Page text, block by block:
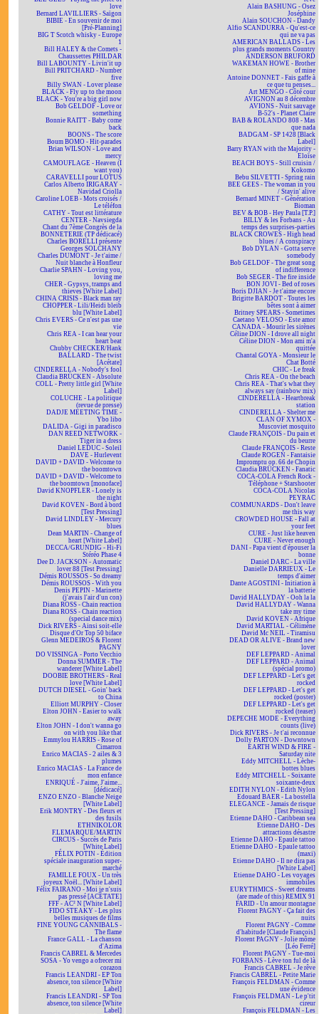
love
Bernard LAVILLIERS - Saïgon
BIBIE - En souvenir de moi
[Pré-Planning]
BIG T Scotch whisky - Europe
1
Bill HALEY & the Comets -
Chaussettes PHILDAR
Bill LABOUNTY - Livin'it up
Bill PRITCHARD - Number
five
Billy SWAN - Lover please
BLACK - Fly up to the moon
BLACK - You're a big girl now
Bob GELDOF - Love or
something
Bonnie RAITT - Baby come
back
BOONS - The score
Boum BOMO - Hit-parades
Brian WILSON - Love and
mercy
CAMOUFLAGE - Heaven (I
want you)
CARAVELLI pour LOTUS
Carlos Alberto IRIGARAY -
Navidad Criolla
Caroline LOEB - Mots croisés /
Le téléfon
CATHY - Tout est littérature
CENTER - Navsiegda
Chant du 7ème Congrès de la
BONNETERIE (TP dédicacé)
Charles BORELLI présente
Georges SOLCHANY
Charles DUMONT - Je t'aime /
Nuit blanche à Honfleur
Charlie SPAHN - Loving you,
loving me
CHER - Gypsys, tramps and
thieves [White Label]
CHINA CRISIS - Black man ray
CHOPPER - Lili/Heidi bleib
blu [White Label]
Chris EVERS - Ce n'est pas une
vie
Chris REA - I can hear your
heart beat
Chubby CHECKER/Hank
BALLARD - The twist
[Acétate]
CINDERELLA - Nobody's fool
Claudia BRÜCKEN - Absolute
COLL - Pretty little girl [White
Label]
COLUCHE - La politique
(revue de presse)
DADJE MEETING TIME -
Ybo libo
DALIDA - Gigi in paradisco
DAN REED NETWORK -
Tiger in a dress
Daniel LEDUC - Soleil
DAVE - Hurlevent
DAVID + DAVID - Welcome to
the boomtown
DAVID + DAVID - Welcome to
the boomtown [monoface]
David KNOPFLER - Lonely is
the night
David KOVEN - Bord à bord
[Test Pressing]
David LINDLEY - Mercury
blues
Dean MARTIN - Change of
heart [White Label]
DECCA/GRUNDIG - Hi-Fi
Stéréo Phase 4
Dee D. JACKSON - Automatic
lover 88 [Test Pressing]
Démis ROUSSOS - So dreamy
Démis ROUSSOS - With you
Denis PEPIN - Marinette
(j'avais l'air d'un con)
Diana ROSS - Chain reaction
Diana ROSS - Chain reaction
(special dance mix)
Dick RIVERS - Ainsi soit-elle
Disque d'Or Top 50 biface
Glenn MEDEIROS & Florent
PAGNY
DO VISSINGA - Porto Vecchio
Donna SUMMER - The
wanderer [White Label]
DOOBIE BROTHERS - Real
love [White Label]
DUTCH DIESEL - Goin' back
to China
Elliott MURPHY - Closer
Elton JOHN - Easier to walk
away
Elton JOHN - I don't wanna go
on with you like that
Emmylou HARRIS - Rose of
Cimarron
Enrico MACIAS - 2 ailes & 3
plumes
Enrico MACIAS - La France de
mon enfance
ENRIQUÉ - J'aime, J'aime...
[dédicacé]
ENZO ENZO - Blanche Neige
[White Label]
Erik MONTRY - Des fleurs et
des fusils
ETHNIKOLOR
F.LEMARQUE/MARTIN
CIRCUS - Succès de Paris
[White Label]
FÉLIX POTIN - Édition
spéciale inauguration super-
marché
FAMILLE FOUX - Un très
joyeux Noël... [White Label]
Félix FAIRANO - Moi je n'suis
pas pressé [ACÉTATE]
FFF - AC² N [White Label]
FIDO STEAKY - Les plus
belles musiques de films
FINE YOUNG CANNIBALS -
The flame
France GALL - La chanson
d'Azima
Francis CABREL & Mercedes
SOSA - Yo vengo a ofrecer mi
corazon
Francis LEANDRI - EP Ton
absence, ton silence [White
Label]
Francis LEANDRI - SP Ton
absence, ton silence [White
Label]
Alain BASHUNG - Osez
Joséphine
Alain SOUCHON - Dandy
Alfio SCANDURRA - Qu'est-ce
qui ne va pas
AMERICAN BALLADS - Les
plus grands moments Country
ANDERSON BRUFORD
WAKEMAN HOWE - Brother
of mine
Antoine DONNET - Fais gaffe à
ce que tu penses...
Art MENGO - Côté cour
AVIGNON au 8 décembre
AVIONS - Nuit sauvage
B-52's - Planet Claire
BAB & ROLANDO 808 - Mas
que nada
BADGAM - SP 1428 [Black
Label]
Barry RYAN with the Majority -
Eloïse
BEACH BOYS - Still cruisin /
Kokomo
Bebu SILVETTI - Spring rain
BEE GEES - The woman in you
/ Stayin' alive
Bernard MINET - Génération
Bioman
BEV & BOB - Hey Paula [T.P.]
BILLY & les Forbans - Au
temps des surprises-parties
BLACK CROWES - High head
blues / A conspiracy
Bob DYLAN - Gotta serve
somebody
Bob GELDOF - The great song
of indifference
Bob SEGER - The fire inside
BON JOVI - Bed of roses
Boris DJIAN - Je t'aime encore
Brigitte BARDOT - Toutes les
bêtes sont à aimer
Britney SPEARS - Sometimes
Caetano VELOSO - Este amor
CANADA - Mourir les sirènes
Céline DION - I drove all night
Céline DION - Mon ami m'a
quittée
Chantal GOYA - Monsieur le
Chat Botté
CHIC - Le freak
Chris REA - On the beach
Chris REA - That's what they
always say (rainbow mix)
CINDERELLA - Heartbreak
station
CINDERELLA - Shelter me
CLAN OF XYMOX -
Muscoviet mosquito
Claude FRANÇOIS - Du pain et
du beurre
Claude FRANÇOIS - Reste
Claude ROGEN - Fantaisie
Impromptu op. 66 de Chopin
Claudia BRÜCKEN - Fanatic
COCA-COLA French Rock -
Téléphone + Starshooter
COCA-COLA Nicolas
PEYRAC
COMMUNARDS - Don't leave
me this way
CROWDED HOUSE - Fall at
your feet
CURE - Just like heaven
CURE - Never enough
DANI - Papa vient d'épouser la
bonne
Daniel DARC - La ville
Danielle DARRIEUX - Le
temps d'aimer
Dante AGOSTINI - Initiation à
la batterie
David HALLYDAY - Ooh la la
David HALLYDAY - Wanna
take my time
David KOVEN - Afrique
David MARTIAL - Célimène
David Mc NEIL - Tiramisu
DEAD OR ALIVE - Brand new
lover
DEF LEPPARD - Animal
DEF LEPPARD - Animal
(spécial promo)
DEF LEPPARD - Let's get
rocked
DEF LEPPARD - Let's get
rocked (poster)
DEF LEPPARD - Let's get
rocked (teaser)
DEPECHE MODE - Everything
counts (live)
Dick RIVERS - Je t'ai reconnue
Dolly PARTON - Downtown
EARTH WIND & FIRE -
Saturday nite
Eddy MITCHELL - Lèche-
bottes blues
Eddy MITCHELL - Soixante
soixante-deux
EDITH NYLON - Edith Nylon
Edouard BAER - La bostella
ELEGANCE - Jamais de risque
[Test Pressing]
Etienne DAHO - Caribbean sea
Etienne DAHO - Des
attractions désastre
Etienne DAHO - Epaule tattoo
Etienne DAHO - Epaule tattoo
(maxi)
Etienne DAHO - Il ne dira pas
[White Label]
Etienne DAHO - Les voyages
immobiles
EURYTHMICS - Sweet dreams
(are made of this) REMIX 91
FARID - Un amour montagne
Florent PAGNY - Ça fait des
nuits
Florent PAGNY - Comme
d'habitude [Claude François]
Florent PAGNY - Jolie môme
[Léo Ferré]
Florent PAGNY - Tue-moi
FORBANS - Lève ton ful de là
Francis CABREL - Je rêve
Francis CABREL - Petite Marie
François FELDMAN - Comme
une évidence
François FELDMAN - Le p'tit
cireur
François FELDMAN - Les